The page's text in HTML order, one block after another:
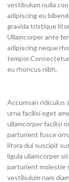
vestibulum nulla
adipiscing eu
gravida tristique
Ullamcorper ante
adipiscing neque
eu rhoncus nibh.
Accumsan ridiculus
urna facilisi eget
ullamcorper facilisi
parturient fusce
litora dui suscipit
ligula ullamcorper
parturient molestie
vestibulum nam